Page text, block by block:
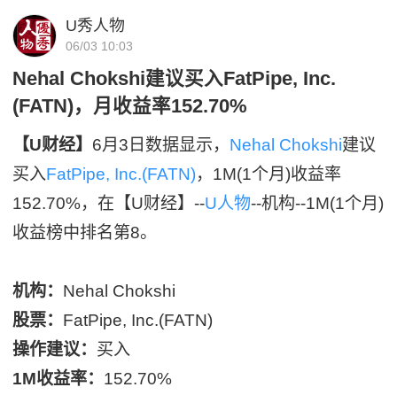
U秀人物
06/03 10:03
Nehal Chokshi建议买入FatPipe, Inc.
(FATN)，月收益率152.70%
【U财经】 6月3日数据显示， Nehal Chokshi建议
买入FatPipe, Inc.(FATN)，1M(1个月)收益率
152.70%，在【U财经】--U人物--机构--1M(1个月)
收益榜中排名第8。
机构： Nehal Chokshi
股票： FatPipe, Inc.(FATN)
操作建议： 买入
1M收益率： 152.70%